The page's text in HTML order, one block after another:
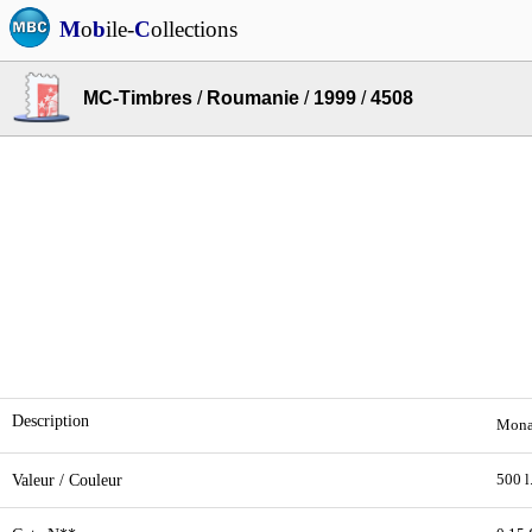
Mobile-Collections
MC-Timbres / Roumanie / 1999 /4508
Description
Valeur / Couleur 500